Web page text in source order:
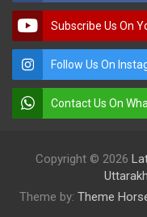
Subscribe Us On
Follow Us On
Contact Us On
Copyright © 2026
Theme by: Theme